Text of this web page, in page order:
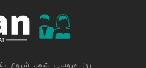
روز عروسی شما، شروع